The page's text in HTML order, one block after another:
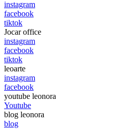
instagram
facebook
tiktok
Jocar office
instagram
facebook
tiktok
leoarte
instagram
facebook
youtube leonora
Youtube
blog leonora
blog